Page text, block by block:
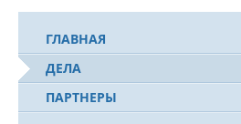
ГЛАВНАЯ
ДЕЛА
ПАРТНЕРЫ